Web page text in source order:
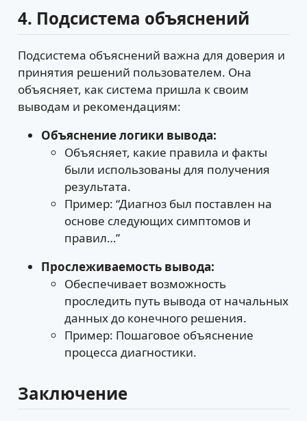
4. Подсистема объяснений
Подсистема объяснений важна для доверия и
принятия решений пользователем. Она
объясняет, как система пришла к своим
выводам и рекомендациям:
Объяснение логики вывода:
Объясняет, какие правила и факты
были использованы для получения
результата.
Пример: “Диагноз был поставлен на
основе следующих симптомов и
правил…”
Прослеживаемость вывода:
Обеспечивает возможность
проследить путь вывода от начальных
данных до конечного решения.
Пример: Пошаговое объяснение
процесса диагностики.
Заключение